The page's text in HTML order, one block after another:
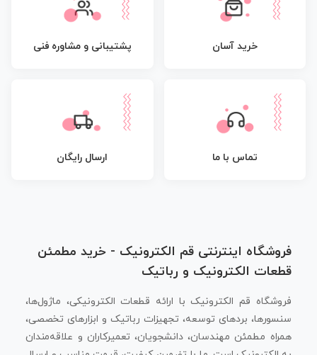
خرید آسان پشتیبانی و مشاوره فنی
تماس با ما ارسال رایگان
فروشگاه اینترنتی قم الکترونیک - خرید مطمئن
قطعات الکترونیک و رباتیک
فروشگاه قم الکترونیک با ارائه قطعات الکترونیکی، ماژول‌ها،
سنسورها، بردهای توسعه، تجهیزات رباتیک و ابزارهای تخصصی،
همراه مطمئن مهندسان، دانشجویان، تعمیرکاران و علاقه‌مندان